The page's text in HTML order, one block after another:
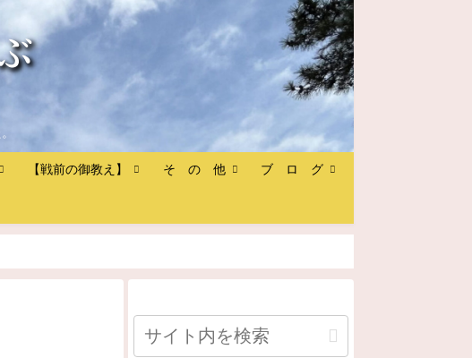
【戦前の御教え】 そ の 他 ブ ロ グ